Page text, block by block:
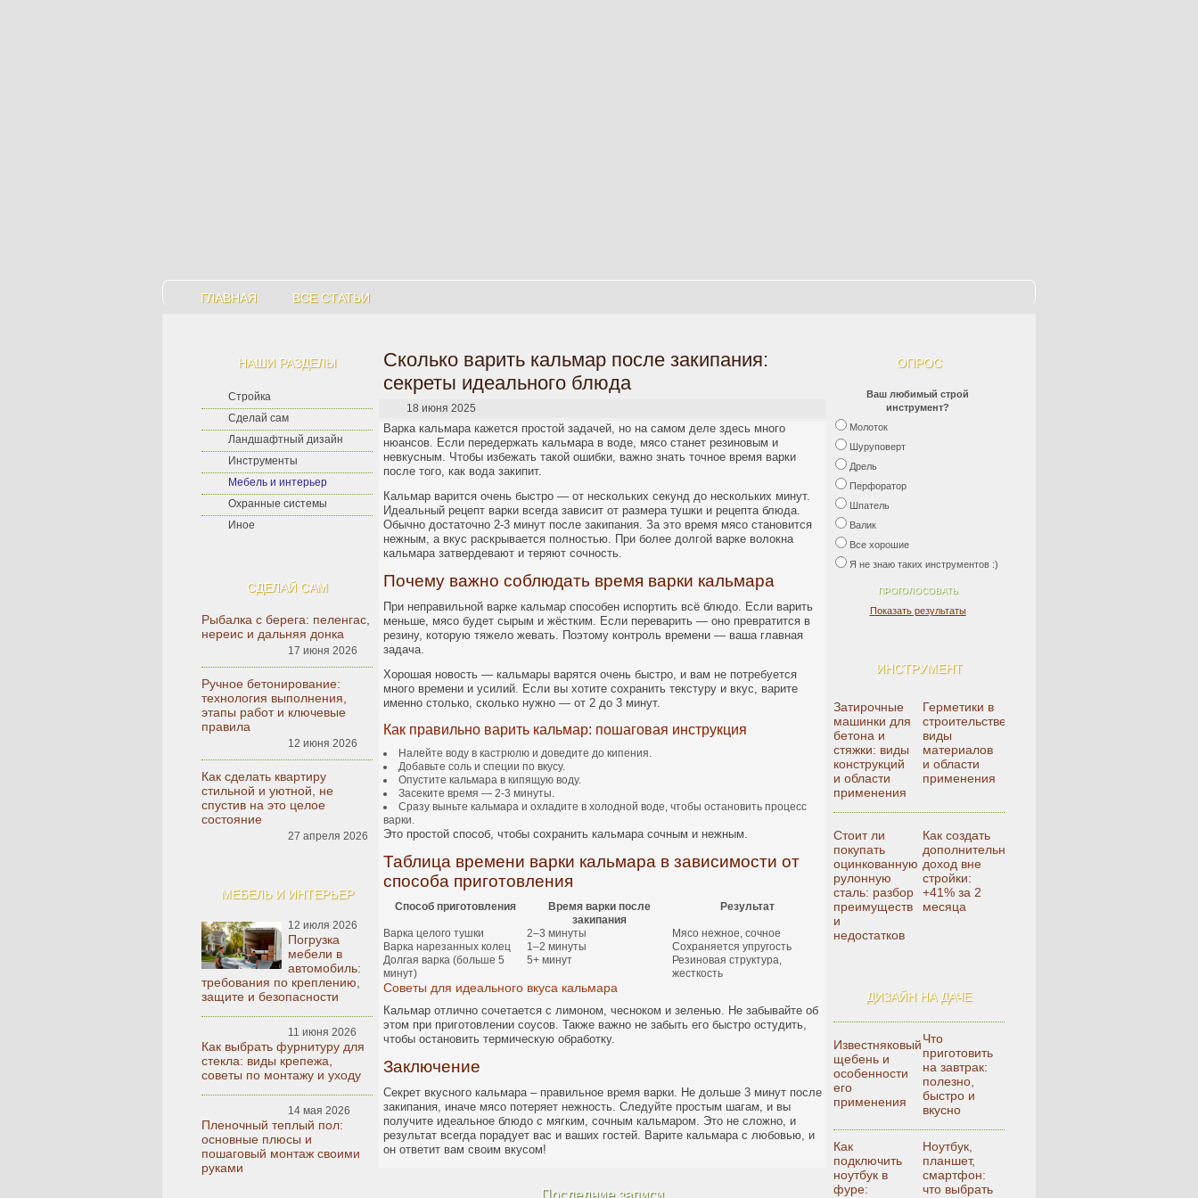
ГЛАВНАЯ ВСЕ СТАТЬИ
НАШИ РАЗДЕЛЫ
Стройка
Сделай сам
Ландшафтный дизайн
Инструменты
Мебель и интерьер
Охранные системы
Иное
СДЕЛАЙ САМ
Рыбалка с берега: пеленгас,
нереис и дальняя донка
17 июня 2026
Ручное бетонирование:
технология выполнения,
этапы работ и ключевые
правила
12 июня 2026
Как сделать квартиру
стильной и уютной, не
спустив на это целое
состояние
27 апреля 2026
МЕБЕЛЬ И ИНТЕРЬЕР
12 июля 2026
Погрузка
мебели в
автомобиль:
требования по креплению,
защите и безопасности
11 июня 2026
Как выбрать фурнитуру для
стекла: виды крепежа,
советы по монтажу и уходу
14 мая 2026
Пленочный теплый пол:
основные плюсы и
пошаговый монтаж своими
руками
ОПРОС
Ваш любимый строй
инструмент?
Молоток
Шуруповерт
Дрель
Перфоратор
Шпатель
Валик
Все хорошие
Я не знаю таких инструментов :)
Показать результаты
ИНСТРУМЕНТ
Затирочные
машинки для
бетона и
стяжки: виды
конструкций
и области
применения
Герметики в
строительстве:
виды
материалов
и области
применения
Стоит ли
покупать
оцинкованную
рулонную
сталь: разбор
преимуществ
и
недостатков
Как создать
дополнительный
доход вне
стройки:
+41% за 2
месяца
ДИЗАЙН НА ДАЧЕ
Известняковый
щебень и
особенности
его
применения
Что
приготовить
на завтрак:
полезно,
быстро и
вкусно
Как
подключить
ноутбук в
фуре:
Ноутбук,
планшет,
смартфон:
что выбрать
Сколько варить кальмар после закипания:
секреты идеального блюда
18 июня 2025
Варка кальмара кажется простой задачей, но на самом деле здесь много
нюансов. Если передержать кальмара в воде, мясо станет резиновым и
невкусным. Чтобы избежать такой ошибки, важно знать точное время варки
после того, как вода закипит.
Кальмар варится очень быстро — от нескольких секунд до нескольких минут.
Идеальный рецепт варки всегда зависит от размера тушки и рецепта блюда.
Обычно достаточно 2-3 минут после закипания. За это время мясо становится
нежным, а вкус раскрывается полностью. При более долгой варке волокна
кальмара затвердевают и теряют сочность.
Почему важно соблюдать время варки кальмара
При неправильной варке кальмар способен испортить всё блюдо. Если варить
меньше, мясо будет сырым и жёстким. Если переварить — оно превратится в
резину, которую тяжело жевать. Поэтому контроль времени — ваша главная
задача.
Хорошая новость — кальмары варятся очень быстро, и вам не потребуется
много времени и усилий. Если вы хотите сохранить текстуру и вкус, варите
именно столько, сколько нужно — от 2 до 3 минут.
Как правильно варить кальмар: пошаговая инструкция
Налейте воду в кастрюлю и доведите до кипения.
Добавьте соль и специи по вкусу.
Опустите кальмара в кипящую воду.
Засеките время — 2-3 минуты.
Сразу выньте кальмара и охладите в холодной воде, чтобы остановить процесс
варки.
Это простой способ, чтобы сохранить кальмара сочным и нежным.
Таблица времени варки кальмара в зависимости от
способа приготовления
Способ приготовления
Время варки после
закипания
Результат
Варка целого тушки 2–3 минуты
Мясо нежное, сочное
Варка нарезанных колец
1–2 минуты
Сохраняется упругость
Долгая варка (больше 5
минут)
5+ минут
Резиновая структура,
жесткость
Советы для идеального вкуса кальмара
Кальмар отлично сочетается с лимоном, чесноком и зеленью. Не забывайте об
этом при приготовлении соусов. Также важно не забыть его быстро остудить,
чтобы остановить термическую обработку.
Заключение
Секрет вкусного кальмара – правильное время варки. Не дольше 3 минут после
закипания, иначе мясо потеряет нежность. Следуйте простым шагам, и вы
получите идеальное блюдо с мягким, сочным кальмаром. Это не сложно, и
результат всегда порадует вас и ваших гостей. Варите кальмара с любовью, и
он ответит вам своим вкусом!
Последние записи